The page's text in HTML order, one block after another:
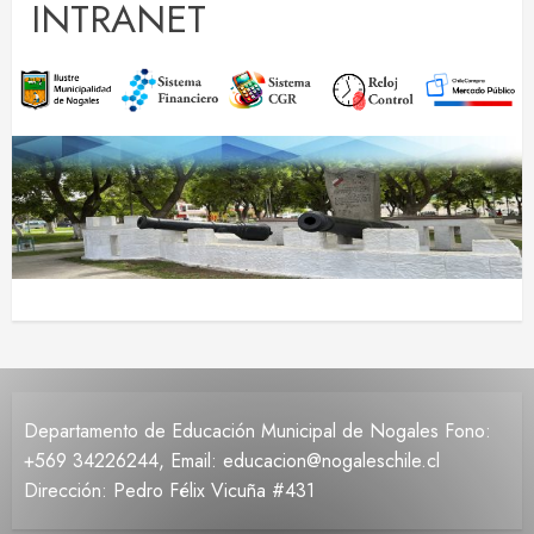
INTRANET
Departamento de Educación Municipal de Nogales Fono:
+569 34226244, Email: educacion@nogaleschile.cl
Dirección: Pedro Félix Vicuña #431